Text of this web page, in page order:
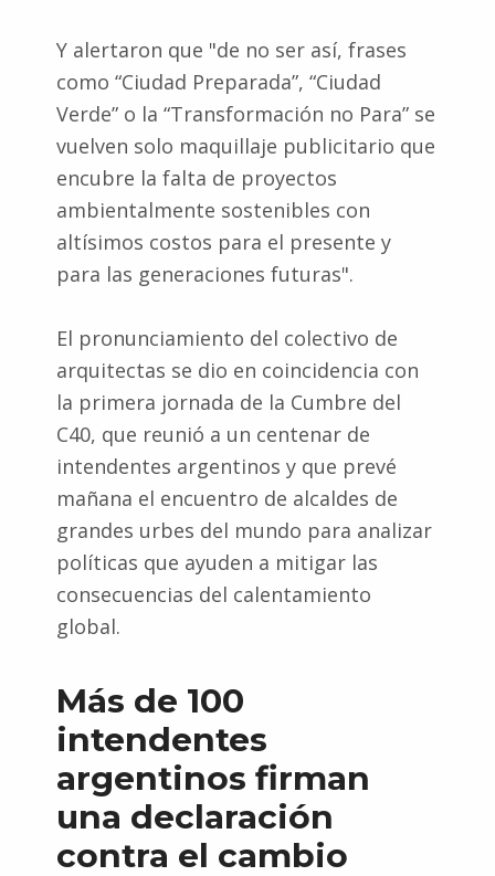
Y alertaron que "de no ser así, frases
como “Ciudad Preparada”, “Ciudad
Verde” o la “Transformación no Para” se
vuelven solo maquillaje publicitario que
encubre la falta de proyectos
ambientalmente sostenibles con
altísimos costos para el presente y
para las generaciones futuras".
El pronunciamiento del colectivo de
arquitectas se dio en coincidencia con
la primera jornada de la Cumbre del
C40, que reunió a un centenar de
intendentes argentinos y que prevé
mañana el encuentro de alcaldes de
grandes urbes del mundo para analizar
políticas que ayuden a mitigar las
consecuencias del calentamiento
global.
Más de 100
intendentes
argentinos firman
una declaración
contra el cambio